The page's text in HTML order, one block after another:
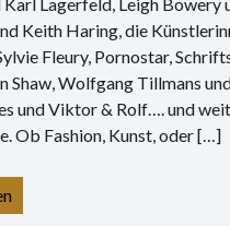
Keith Haring, die
Fleury, Pornostar,
Shaw, Wolfgang Tillmans
und Viktor & Rolf…. und
Ob Fashion, Kunst, oder […]